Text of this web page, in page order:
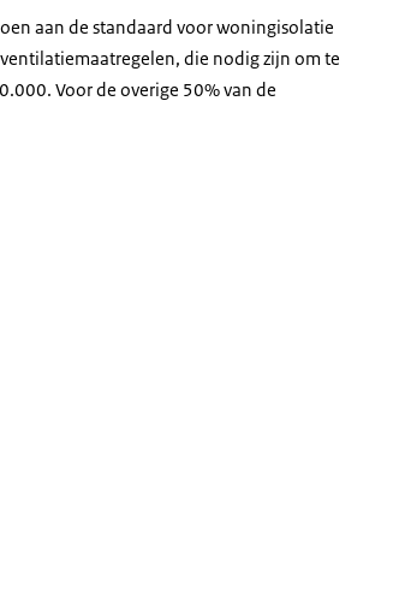
aan de standaard voor woningisolatie
die nodig zijn om te
Voor de overige 50% van de